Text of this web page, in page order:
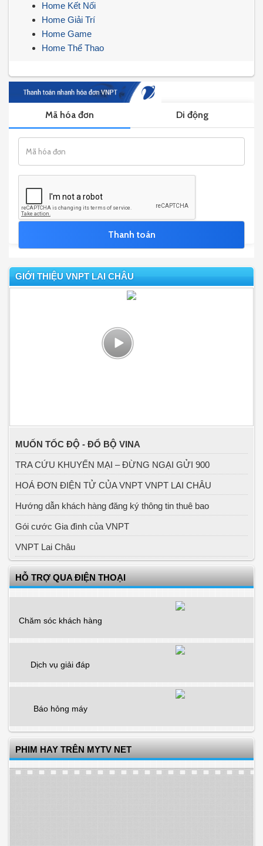
Home Kết Nối
Home Giải Trí
Home Game
Home Thể Thao
GIỚI THIỆU VNPT LAI CHÂU
MUỐN TỐC ĐỘ - ĐỔ BỘ VINA
TRA CỨU KHUYẾN MẠI – ĐỪNG NGẠI GỬI 900
HOÁ ĐƠN ĐIỆN TỬ CỦA VNPT VNPT LAI CHÂU
Hướng dẫn khách hàng đăng ký thông tin thuê bao
Gói cước Gia đình của VNPT
VNPT Lai Châu
HỖ TRỢ QUA ĐIỆN THOẠI
Chăm sóc khách hàng
Dịch vụ giải đáp
Báo hỏng máy
PHIM HAY TRÊN MYTV NET